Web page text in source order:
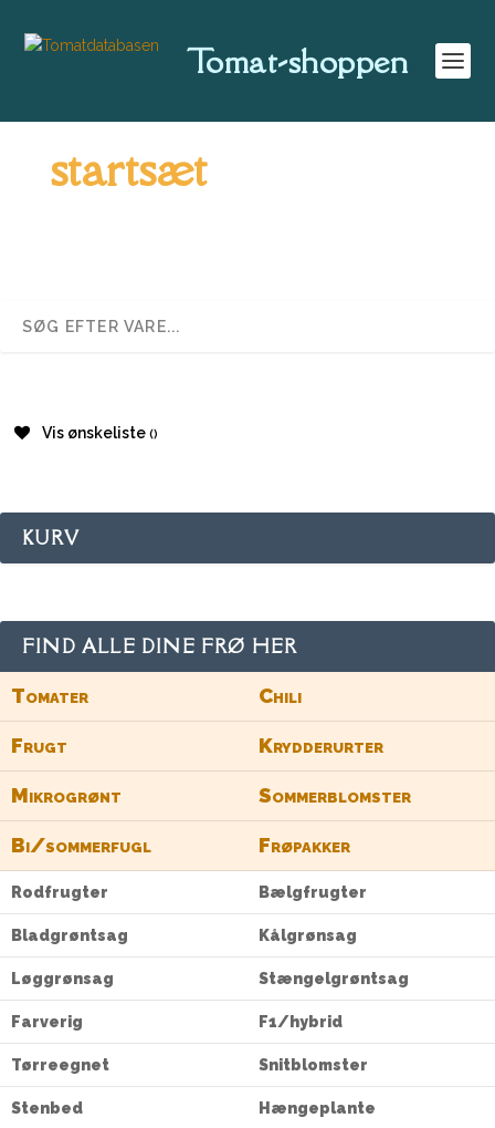
Tomat-shoppen
startsæt
Vis ønskeliste
KURV
FIND ALLE DINE FRØ HER
Tomater Chili
Frugt Krydderurter
Mikrogrønt Sommerblomster
Bi/sommerfugl Frøpakker
Rodfrugter Bælgfrugter
Bladgrøntsag Kålgrønsag
Løggrønsag Stængelgrøntsag
Farverig F1/hybrid
Tørreegnet Snitblomster
Stenbed Hængeplante